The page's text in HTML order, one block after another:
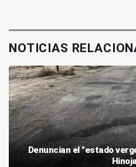
NOTICIAS
Denuncian el "estado